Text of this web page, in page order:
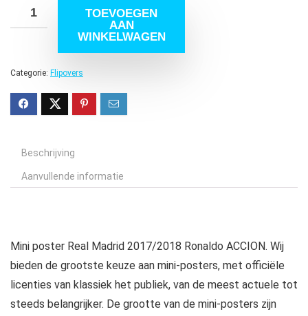
TOEVOEGEN
AAN
WINKELWAGEN
Categorie: Flipovers
Beschrijving
Aanvullende informatie
Mini poster Real Madrid 2017/2018 Ronaldo ACCION. Wij
bieden de grootste keuze aan mini-posters, met officiële
licenties van klassiek het publiek, van de meest actuele tot
steeds belangrijker. De grootte van de mini-posters zijn